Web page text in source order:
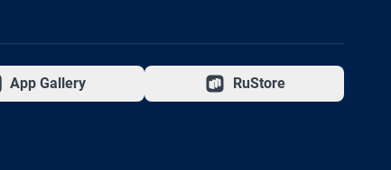
App Gallery RuStore